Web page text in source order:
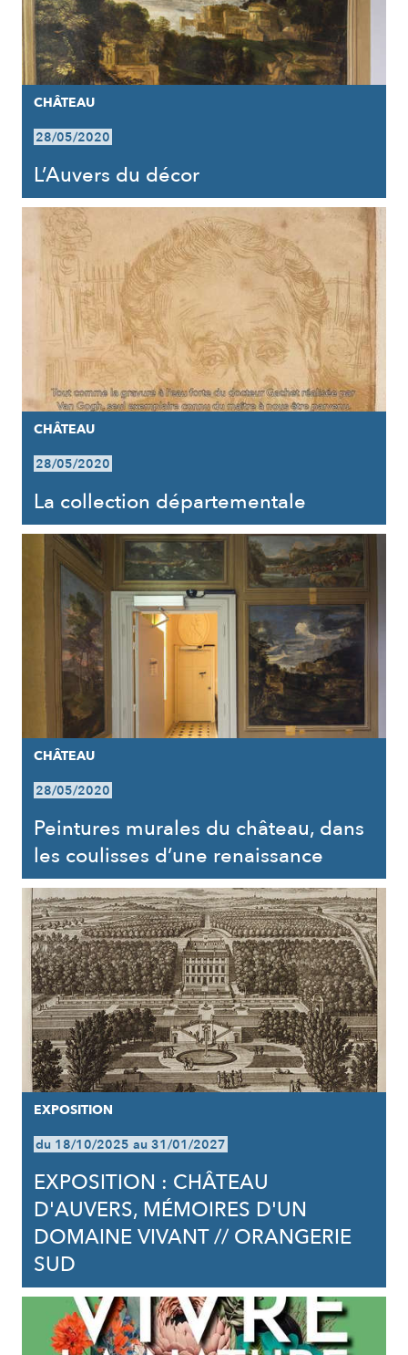
CHÂTEAU
28/05/2020
L’Auvers du décor
CHÂTEAU
28/05/2020
La collection départementale
CHÂTEAU
28/05/2020
Peintures murales du château, dans
les coulisses d’une renaissance
EXPOSITION
du 18/10/2025 au 31/01/2027
EXPOSITION : CHÂTEAU
D'AUVERS, MÉMOIRES D'UN
DOMAINE VIVANT // ORANGERIE
SUD